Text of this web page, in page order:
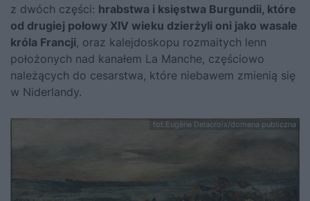
z dwóch części: hrabstwa i księstwa Burgundii, które
od drugiej połowy XIV wieku dzierżyli oni jako wasale
króla Francji, oraz kalejdoskopu rozmaitych lenn
położonych nad kanałem La Manche, częściowo
należących do cesarstwa, które niebawem zmienią się
w Niderlandy.
fot.Eugène Delacroix/domena publiczna